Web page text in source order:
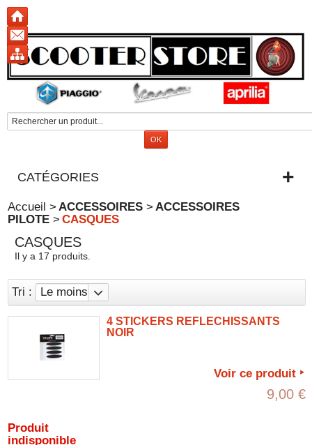
CATÉGORIES
Accueil > ACCESSOIRES > ACCESSOIRES
PILOTE > CASQUES
CASQUES
Il y a 17 produits.
Tri :
Le moins
cher
4 STICKERS REFLECHISSANTS
NOIR
Voir ce produit
9,00 €
Produit
indisponible